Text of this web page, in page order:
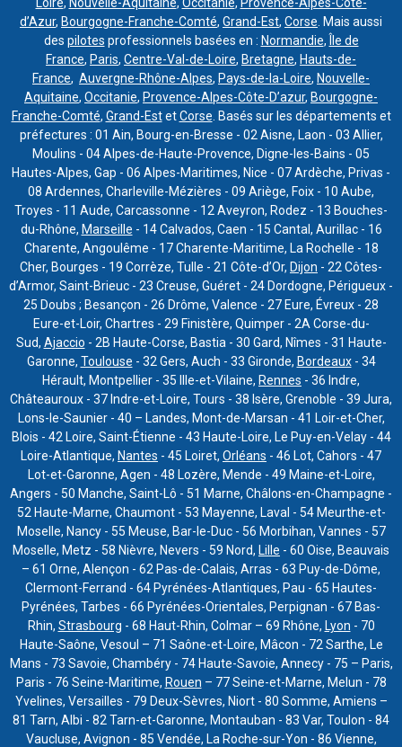
d’Azur, Bourgogne-Franche-Comté, Grand-Est, Corse . Mais aussi
des pilotes professionnels basées en : Normandie,
Île de
France, Paris, Centre-Val-de-Loire, Bretagne, Hauts-de-
France, Auvergne-Rhône-Alpes, Pays-de-la-Loire, Nouvelle-
Aquitaine, Occitanie, Provence-Alpes-Côte-D’azur, Bourgogne-
Franche-Comté, Grand-EstetCorse . Basés sur les départements et
préfectures : 01 Ain, Bourg-en-Bresse - 02 Aisne, Laon - 03 Allier,
Moulins - 04 Alpes-de-Haute-Provence, Digne-les-Bains - 05
Hautes-Alpes, Gap - 06 Alpes-Maritimes, Nice - 07 Ardèche, Privas -
08 Ardennes, Charleville-Mézières - 09 Ariège, Foix - 10 Aube,
Troyes - 11 Aude, Carcassonne - 12 Aveyron, Rodez - 13 Bouches-
du-Rhône, Marseille - 14 Calvados, Caen - 15 Cantal, Aurillac - 16
Charente, Angoulême - 17 Charente-Maritime, La Rochelle - 18
Cher, Bourges - 19 Corrèze, Tulle - 21 Côte-d’Or, Dijon - 22 Côtes-
d’Armor, Saint-Brieuc - 23 Creuse, Guéret - 24 Dordogne, Périgueux -
25 Doubs ; Besançon - 26 Drôme, Valence - 27 Eure, Évreux - 28
Eure-et-Loir, Chartres - 29 Finistère, Quimper - 2A Corse-du-
Sud, Ajaccio - 2B Haute-Corse, Bastia - 30 Gard, Nîmes - 31 Haute-
Garonne, Toulouse - 32 Gers, Auch - 33 Gironde, Bordeaux- 34
Hérault, Montpellier - 35 Ille-et-Vilaine, Rennes - 36 Indre,
Châteauroux - 37 Indre-et-Loire, Tours - 38 Isère, Grenoble - 39 Jura,
Lons-le-Saunier - 40 – Landes, Mont-de-Marsan - 41 Loir-et-Cher,
Blois - 42 Loire, Saint-Étienne - 43 Haute-Loire, Le Puy-en-Velay - 44
Loire-Atlantique, Nantes - 45 Loiret, Orléans - 46 Lot, Cahors - 47
Lot-et-Garonne, Agen - 48 Lozère, Mende - 49 Maine-et-Loire,
Angers - 50 Manche, Saint-Lô - 51 Marne, Châlons-en-Champagne -
52 Haute-Marne, Chaumont - 53 Mayenne, Laval - 54 Meurthe-et-
Moselle, Nancy - 55 Meuse, Bar-le-Duc - 56 Morbihan, Vannes - 57
Moselle, Metz - 58 Nièvre, Nevers - 59 Nord, Lille - 60 Oise, Beauvais
– 61 Orne, Alençon - 62 Pas-de-Calais, Arras - 63 Puy-de-Dôme,
Clermont-Ferrand - 64 Pyrénées-Atlantiques, Pau - 65 Hautes-
Pyrénées, Tarbes - 66 Pyrénées-Orientales, Perpignan - 67 Bas-
Rhin, Strasbourg - 68 Haut-Rhin, Colmar – 69 Rhône, Lyon - 70
Haute-Saône, Vesoul – 71 Saône-et-Loire, Mâcon - 72 Sarthe, Le
Mans - 73 Savoie, Chambéry - 74 Haute-Savoie, Annecy - 75 – Paris,
Paris - 76 Seine-Maritime, Rouen – 77 Seine-et-Marne, Melun - 78
Yvelines, Versailles - 79 Deux-Sèvres, Niort - 80 Somme, Amiens –
81 Tarn, Albi - 82 Tarn-et-Garonne, Montauban - 83 Var, Toulon - 84
Vaucluse, Avignon - 85 Vendée, La Roche-sur-Yon - 86 Vienne,